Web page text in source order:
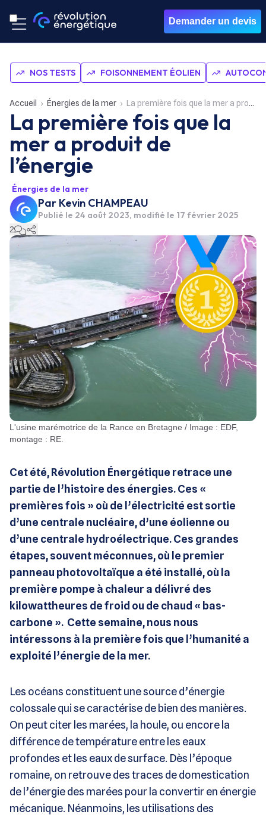
Demander un devis
NOS TESTS FOISONNEMENT ÉOLIEN
Accueil Énergies de la mer La première fois que la mer a produit de l’énergie
La première fois que la
mer a produit de
l’énergie
Énergies de la mer
Par Kevin CHAMPEAU
Publié le 24 août 2023, modifié le 17 février 2025
2
L'usine marémotrice de la Rance en Bretagne / Image : EDF,
montage : RE.
Cet été, Révolution Énergétique retrace une
partie de l’histoire des énergies. Ces «
premières fois » où de l’électricité est sortie
d’une centrale nucléaire, d’une éolienne ou
d’une centrale hydroélectrique. Ces grandes
étapes, souvent méconnues, où le premier
panneau photovoltaïque a été installé, où la
première pompe à chaleur a délivré des
kilowattheures de froid ou de chaud « bas-
carbone ». Cette semaine, nous nous
intéressons à la première fois que l’humanité a
exploité l’énergie de la mer.
Les océans constituent une source d’énergie
colossale qui se caractérise de bien des manières.
On peut citer les marées, la houle, ou encore la
différence de température entre les eaux
profondes et les eaux de surface. Dès l’époque
romaine, on retrouve des traces de domestication
de l’énergie des marées pour la convertir en énergie
mécanique. Néanmoins, les utilisations des